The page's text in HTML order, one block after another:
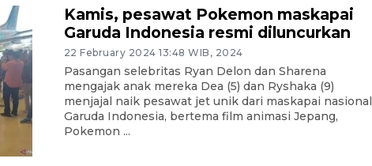
Kamis, pesawat Pokemon maskapai
Garuda Indonesia resmi diluncurkan
22 February 2024 13:48 WIB, 2024
Pasangan selebritas Ryan Delon dan Sharena
mengajak anak mereka Dea (5) dan Ryshaka (9)
menjajal naik pesawat jet unik dari maskapai nasional
Garuda Indonesia, bertema film animasi Jepang,
Pokemon ...